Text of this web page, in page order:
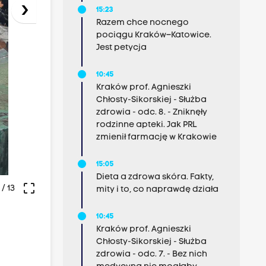
›
crop_free
/ 13
15:23
Razem chce nocnego
pociągu Kraków–Katowice.
Jest petycja
10:45
Kraków prof. Agnieszki
Chłosty-Sikorskiej - Służba
zdrowia - odc. 8. - Zniknęły
rodzinne apteki. Jak PRL
zmienił farmację w Krakowie
15:05
Dieta a zdrowa skóra. Fakty,
mity i to, co naprawdę działa
10:45
Kraków prof. Agnieszki
Chłosty-Sikorskiej - Służba
zdrowia - odc. 7. - Bez nich